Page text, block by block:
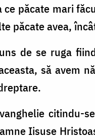
păcate mari
păcate avea,
de se ruga
să avem
citindu-
Iisuse